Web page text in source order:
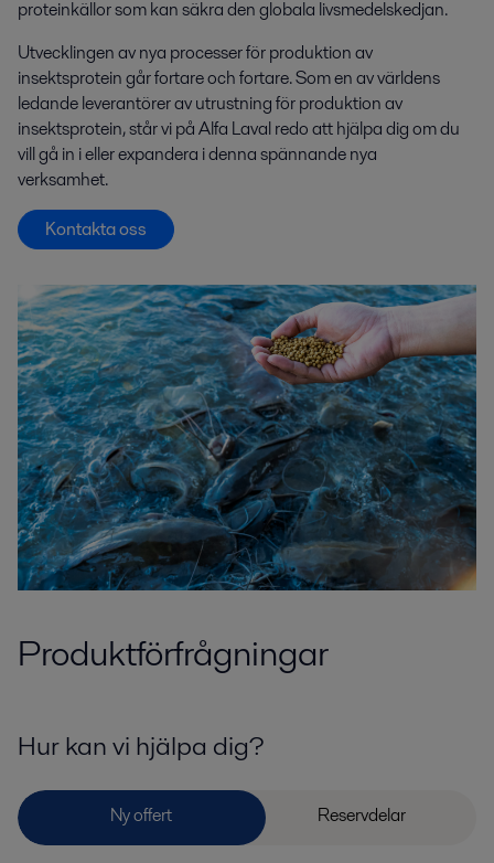
proteinkällor som kan säkra den globala livsmedelskedjan.
Utvecklingen av nya processer för produktion av
insektsproteingår fortare och fortare. Som en av världens
ledande leverantörerav utrustningförproduktion av
insektsprotein, står vi på Alfa Laval redo att hjälpa digom du
villgå in iellerexpandera idenna spännande nya
verksamhet.
Kontakta oss
Produktförfrågningar
Hur kan vi hjälpa dig?